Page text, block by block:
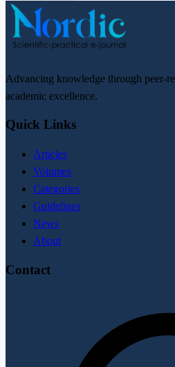
Advancing knowledge through peer-
academic excellence.
Quick Links
Articles
Volumes
Categories
Guidelines
News
About
Contact